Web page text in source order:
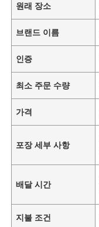
원래 장소
브랜드 이름
인증
최소 주문 수량
가격
포장 세부 사항
배달 시간
지불 조건